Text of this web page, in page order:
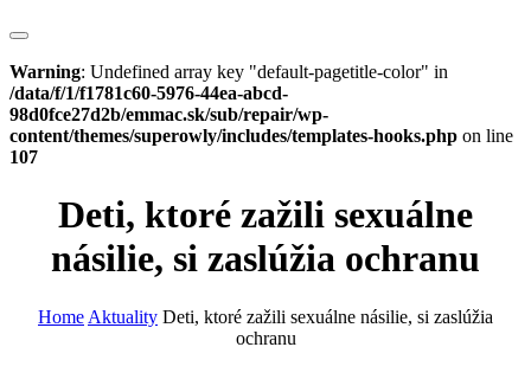
Warning: Undefined array key "default-pagetitle-color" in
/data/f/1/f1781c60-5976-44ea-abcd-
98d0fce27d2b/emmac.sk/sub/repair/wp-
content/themes/superowly/includes/templates-hooks.php on line
107
Deti, ktoré zažili sexuálne
násilie, si zaslúžia ochranu
Home Aktuality Deti, ktoré zažili sexuálne násilie, si zaslúžia
ochranu